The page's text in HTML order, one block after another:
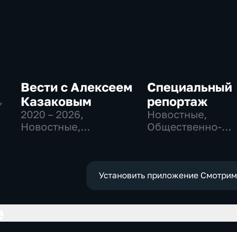
Вести с Алексеем
Казаковым
2020 – 2026,
Новостные,
Специальный
репортаж
Новостные,
Общественно-
Установить приложение Смотрим